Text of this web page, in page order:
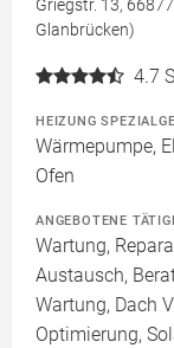
Griegstr. 13,
Glanbrücken)
4.7
HEIZUNG
Wärmepumpe,
Ofen
ANGEBOTENE
Wartung,
Austausch,
Wartung, Dach
Optimierung,